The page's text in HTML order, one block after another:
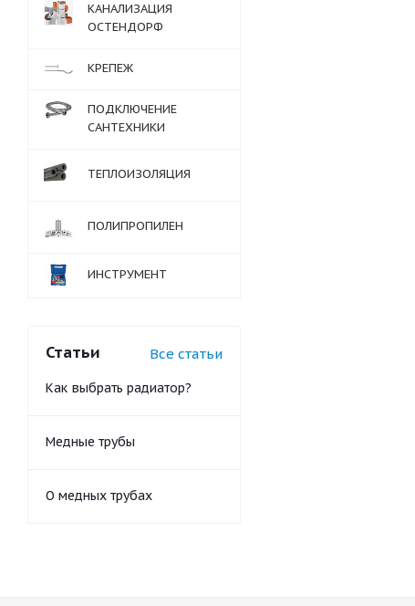
КАНАЛИЗАЦИЯ
ОСТЕНДОРФ
КРЕПЕЖ
ПОДКЛЮЧЕНИЕ
САНТЕХНИКИ
ТЕПЛОИЗОЛЯЦИЯ
ПОЛИПРОПИЛЕН
ИНСТРУМЕНТ
Статьи Все статьи
Как выбрать радиатор?
Медные трубы
О медных трубах